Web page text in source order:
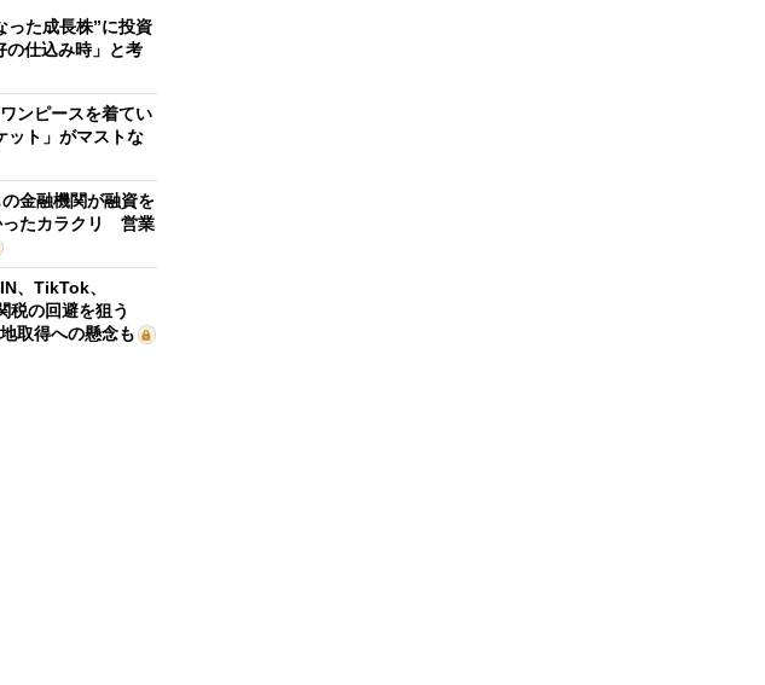
った成長株”に投資
仕込み時」と考
ンピースを着てい
ット」がマストな
金融機関が融資を
ったカラクリ 営業
、TikTok、
税の回避を狙う
取得への懸念も